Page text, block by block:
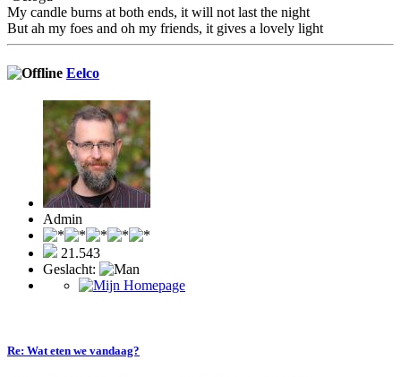
My candle burns at both ends, it will not last the night
But ah my foes and oh my friends, it gives a lovely light
Eelco
Admin
21.543
Geslacht:
Re: Wat eten we vandaag?